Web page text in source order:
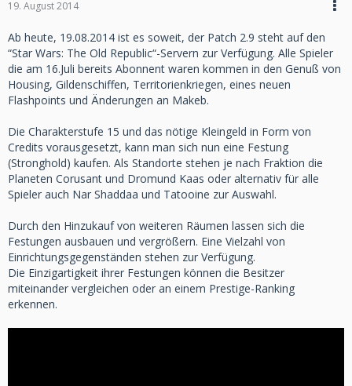
19. August 2014
Ab heute, 19.08.2014 ist es soweit, der Patch 2.9 steht auf den
“Star Wars: The Old Republic“-Servern zur Verfügung. Alle Spieler
die am 16.Juli bereits Abonnent waren kommen in den Genuß von
Housing, Gildenschiffen, Territorienkriegen, eines neuen
Flashpoints und Änderungen an Makeb.
Die Charakterstufe 15 und das nötige Kleingeld in Form von
Credits vorausgesetzt, kann man sich nun eine Festung
(Stronghold) kaufen. Als Standorte stehen je nach Fraktion die
Planeten Corusant und Dromund Kaas oder alternativ für alle
Spieler auch Nar Shaddaa und Tatooine zur Auswahl.
Durch den Hinzukauf von weiteren Räumen lassen sich die
Festungen ausbauen und vergrößern. Eine Vielzahl von
Einrichtungsgegenständen stehen zur Verfügung.
Die Einzigartigkeit ihrer Festungen können die Besitzer
miteinander vergleichen oder an einem Prestige-Ranking
erkennen.